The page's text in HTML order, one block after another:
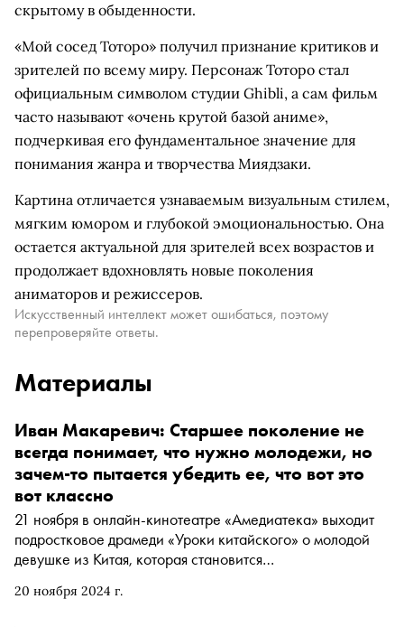
скрытому в обыденности.
«Мой сосед Тоторо» получил признание критиков и
зрителей по всему миру. Персонаж Тоторо стал
официальным символом студии Ghibli, а сам фильм
часто называют «очень крутой базой аниме»,
подчеркивая его фундаментальное значение для
понимания жанра и творчества Миядзаки.
Картина отличается узнаваемым визуальным стилем,
мягким юмором и глубокой эмоциональностью. Она
остается актуальной для зрителей всех возрастов и
продолжает вдохновлять новые поколения
аниматоров и режиссеров.
Искусственный интеллект может ошибаться, поэтому
перепроверяйте ответы.
Материалы
20 ноября 2024 г.
Иван Макаревич: Старшее поколение не
всегда понимает, что нужно молодежи, но
зачем-то пытается убедить ее, что вот это
вот классно
21 ноября в онлайн-кинотеатре «Амедиатека» выходит
подростковое драмеди «Уроки китайского» о молодой
девушке из Китая, которая становится
фармаколога. Для актера, музыканта и дизайнера